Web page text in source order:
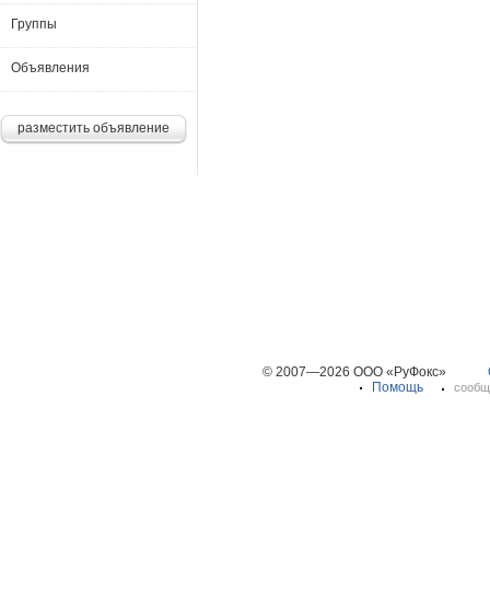
Группы
Объявления
разместить объявление
© 2007—2026 ООО «РуФокс»
Помощь